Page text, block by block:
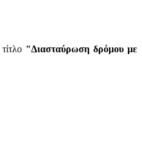
"Διασταύρωση δρόμου με